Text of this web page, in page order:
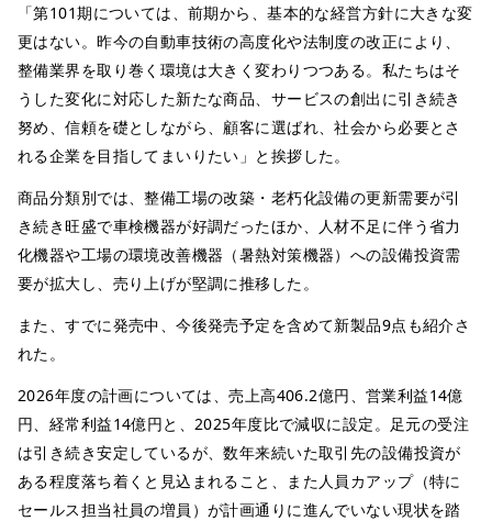
「第101期については、前期から、基本的な経営方針に大きな変
更はない。昨今の自動車技術の高度化や法制度の改正により、
整備業界を取り巻く環境は大きく変わりつつある。私たちはそ
うした変化に対応した新たな商品、サービスの創出に引き続き
努め、信頼を礎としながら、顧客に選ばれ、社会から必要とさ
れる企業を目指してまいりたい」と挨拶した。
商品分類別では、整備工場の改築・老朽化設備の更新需要が引
き続き旺盛で車検機器が好調だったほか、人材不足に伴う省力
化機器や工場の環境改善機器（暑熱対策機器）への設備投資需
要が拡大し、売り上げが堅調に推移した。
また、すでに発売中、今後発売予定を含めて新製品9点も紹介さ
れた。
2026年度の計画については、売上高406.2億円、営業利益14億
円、経常利益14億円と、2025年度比で減収に設定。足元の受注
は引き続き安定しているが、数年来続いた取引先の設備投資が
ある程度落ち着くと見込まれること、また人員カアップ（特に
セールス担当社員の増員）が計画通りに進んでいない現状を踏